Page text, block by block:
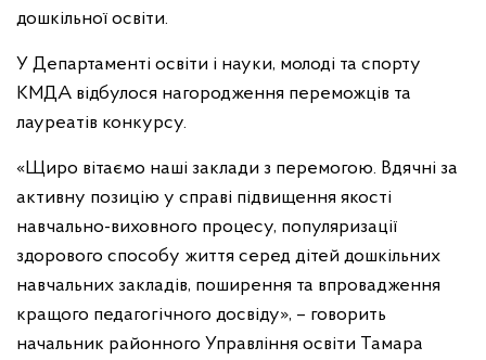
дошкільної освіти.
У Департаменті освіти і науки, молоді та спорту
КМДА відбулося нагородження переможців та
лауреатів конкурсу.
«Щиро вітаємо наші заклади з перемогою. Вдячні за
активну позицію у справі підвищення якості
навчально-виховного процесу, популяризації
здорового способу життя серед дітей дошкільних
навчальних закладів, поширення та впровадження
кращого педагогічного досвіду», – говорить
начальник районного Управління освіти Тамара